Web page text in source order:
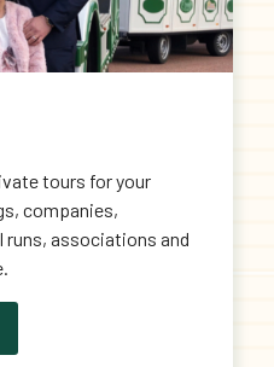
tours for your
companies,
associations and